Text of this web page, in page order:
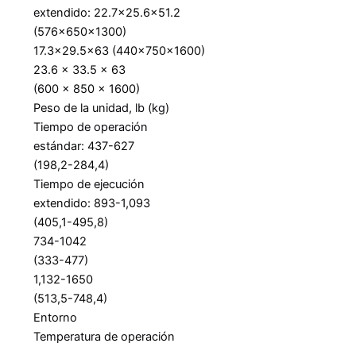
extendido: 22.7×25.6×51.2
(576x650x1300)
17.3×29.5×63 (440x750x1600)
23.6 x 33.5 x 63
(600 x 850 x 1600)
Peso de la unidad, lb (kg)
Tiempo de operación
estándar: 437-627
(198,2-284,4)
Tiempo de ejecución
extendido: 893-1,093
(405,1-495,8)
734-1042
(333-477)
1,132-1650
(513,5-748,4)
Entorno
Temperatura de operación